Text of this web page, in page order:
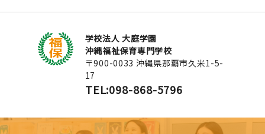
学校法人 大庭学園
沖縄福祉保育専門学校
〒900-0033 沖縄県那覇市久米1-5-
17
TEL:098-868-5796